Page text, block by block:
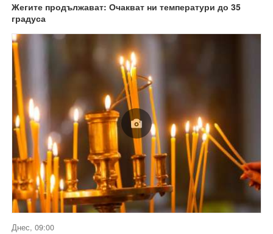
Жегите продължават: Очакват ни температури до 35
градуса
Днес, 09:00